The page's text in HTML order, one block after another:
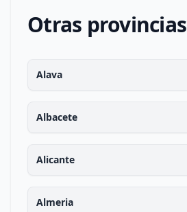
Otras provincias
Alava
Albacete
Alicante
Almeria